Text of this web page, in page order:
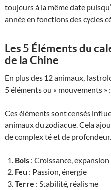
toujours à la même date
année en fonctions des cycles
Les 5 Éléments du
de la Chine
En plus des 12 animaux,
5 éléments ou « mouvements »
Ces éléments sont censés
animaux du zodiaque. Cela
de complexité et de profondeur.
Bois : Croissance, expansion
Feu : Passion, énergie
Terre : Stabilité, réalisme